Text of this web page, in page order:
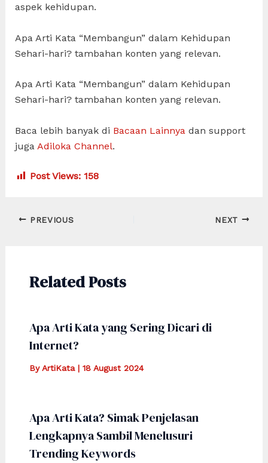
aspek kehidupan.
Apa Arti Kata “Membangun” dalam Kehidupan
Sehari-hari? tambahan konten yang relevan.
Apa Arti Kata “Membangun” dalam Kehidupan
Sehari-hari? tambahan konten yang relevan.
Baca lebih banyak di Bacaan Lainnya dan support
juga Adiloka Channel.
Post Views: 158
Post
PREVIOUS NEXT
Related Posts
Apa Arti Kata yang Sering Dicari di
Internet?
ByArtiKata | 18 August 2024
Apa Arti Kata? Simak Penjelasan
Lengkapnya Sambil Menelusuri
Trending Keywords